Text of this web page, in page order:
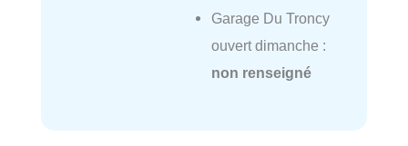
Garage Du Troncy
ouvert dimanche :
non renseigné